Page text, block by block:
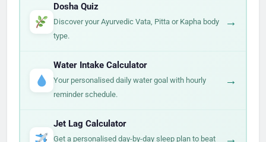
Dosha Quiz
Discover your Ayurvedic Vata, Pitta or Kapha body
type.
→
Water Intake Calculator
Your personalised daily water goal with hourly
reminder schedule.
→
Jet Lag Calculator
Get a personalised day-by-day sleep plan to beat →